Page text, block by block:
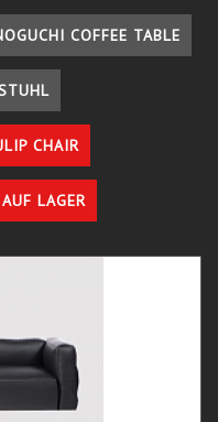
COFFEE TABLE
CHAIR
LAGER